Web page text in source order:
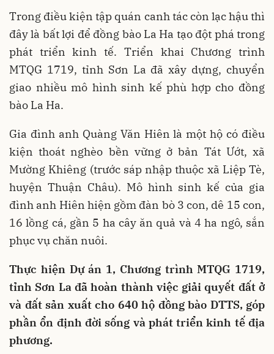
Trong điều kiện tập quán canh tác còn lạc hậu thì
đây là bất lợi để đồng bào La Ha tạo đột phá trong
phát triển kinh tế. Triển khai Chương trình
MTQG 1719, tỉnh Sơn La đã xây dựng, chuyển
giao nhiều mô hình sinh kế phù hợp cho đồng
bào La Ha.
Gia đình anh Quàng Văn Hiên là một hộ có điều
kiện thoát nghèo bền vững ở bản Tát Ướt, xã
Mường Khiêng (trước sáp nhập thuộc xã Liệp Tè,
huyện Thuận Châu). Mô hình sinh kế của gia
đình anh Hiên hiện gồm đàn bò 3 con, dê 15 con,
16 lồng cá, gần 5 ha cây ăn quả và 4 ha ngô, sắn
phục vụ chăn nuôi.
Thực hiện Dự án 1, Chương trình MTQG 1719,
tỉnh Sơn La đã hoàn thành việc giải quyết đất ở
và đất sản xuất cho 640 hộ đồng bào DTTS, góp
phần ổn định đời sống và phát triển kinh tế địa
phương.